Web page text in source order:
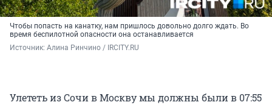
Чтобы попасть на канатку, нам пришлось довольно долго ждать. Во
время беспилотной опасности она останавливается
Источник: Алина Ринчино / IRCITY.RU
Улететь из Сочи в Москву мы должны были в 07:55